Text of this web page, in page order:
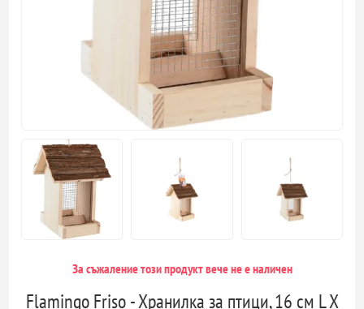
За съжаление този продукт вече не е наличен
Flamingo Friso - Хранилка за птици, 16 см L X